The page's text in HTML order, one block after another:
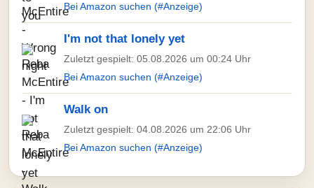
Bei Amazon suchen (#Anzeige)
I'm not that lonely yet
Zuletzt gespielt: 05.08.2026 um 00:24 Uhr
Bei Amazon suchen (#Anzeige)
Walk on
Zuletzt gespielt: 04.08.2026 um 22:06 Uhr
Bei Amazon suchen (#Anzeige)